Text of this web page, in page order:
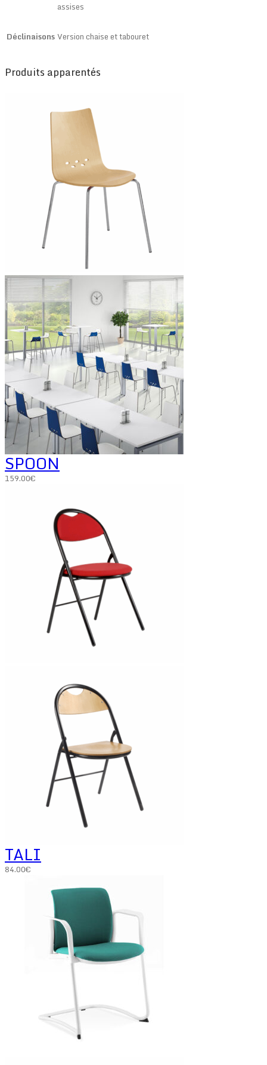
assises
DéclinaisonsVersion chaise et tabouret
Produits apparentés
SPOON
159.00€
TALI
84.00€